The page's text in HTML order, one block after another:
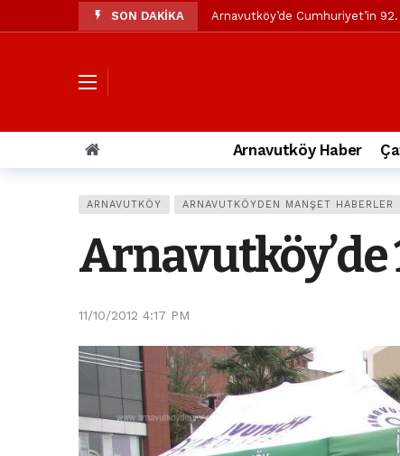
SON DAKİKA Arnavutköy’de Cumhuriyet’in 92.
Özgür Özel’den Arnavutköy
Arnavutköy’ün nüfusu 2024
Arnavutköy Taşoluk’ta seyir
Arnavutköy İmrahor Mahallesi
Toprak kaydı: 3 hafriyat
İstanbul Havalimanı yolundaki
Arnavutkoy Belediyesi’ne su
Arnavutköy Haber
ARNAVUTKÖY ARNAVUTKÖYDEN MANŞET HABERLER
Arnavutköy’de
11/10/2012 4:17 PM